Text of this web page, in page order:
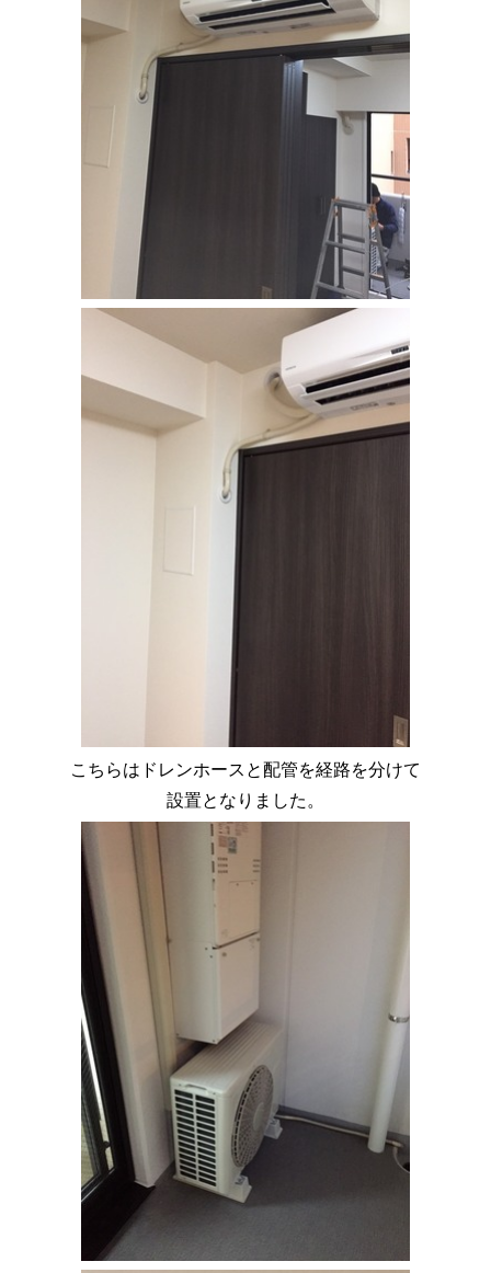
こちらはドレンホースと配管を経路を分けて
設置となりました。